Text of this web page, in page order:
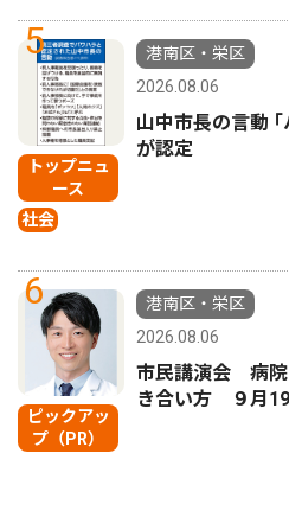
5
トップニュ
ース
社会
港南区・栄区
2026.08.06
山中市長の言動
が認定
6
ピックアッ
プ（PR）
港南区・栄区
2026.08.06
市民講演会 病院
き合い方 ９月